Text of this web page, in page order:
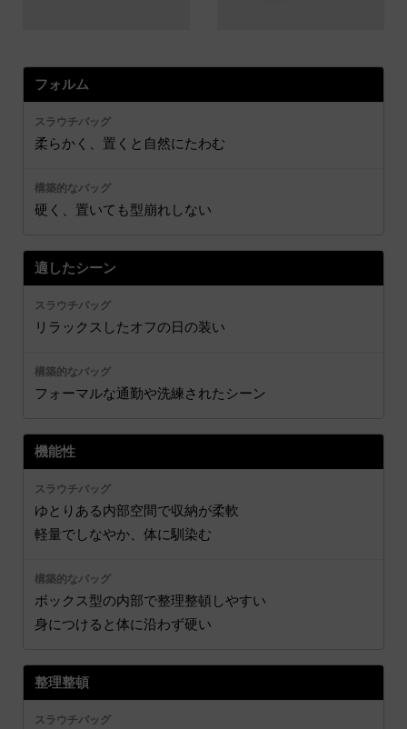
フォルム
柔らかく、置くと自然にたわむ
硬く、置いても型崩れしない
適したシーン
リラックスしたオフの日の装い
フォーマルな通勤や洗練されたシーン
機能性
ゆとりある内部空間で収納が柔軟
軽量でしなやか、体に馴染む
ボックス型の内部で整理整頓しやすい
身につけると体に沿わず硬い
整理整頓